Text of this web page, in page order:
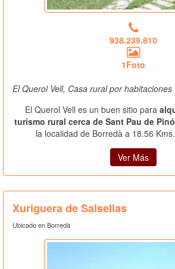
938.239.810
1Foto
El Querol Vell, Casa rural por habitaciones
El Querol Vell es un buen sitio para
turismo rural cerca de Sant Pau de
la localidad de Borredà a 18.56
Ver Más
Xuriguera de Salsellas
Ubicado en Borredà